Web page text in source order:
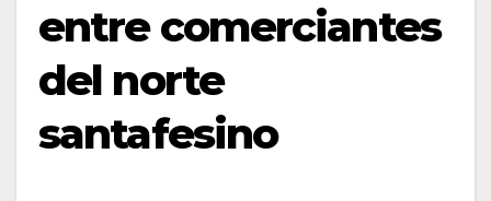
entre comerciantes
del norte
santafesino